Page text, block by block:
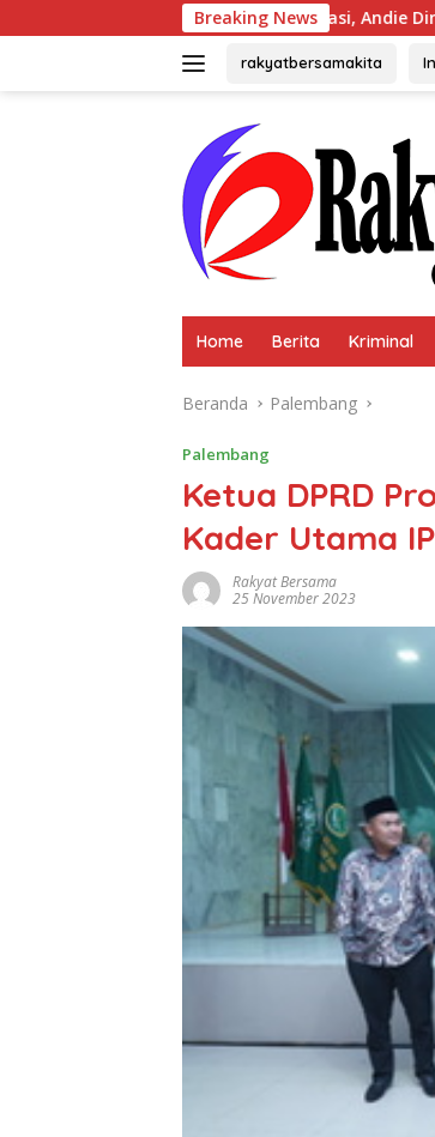
ke
Breaking News
Terpilih Aklamasi, Andie Dinialdie Sampaikan
rakyatbersamakita
Home Berita Kriminal
Beranda Palembang
Palembang
Ketua DPRD
Kader Utama
Rakyat Bersama
25 November 2023